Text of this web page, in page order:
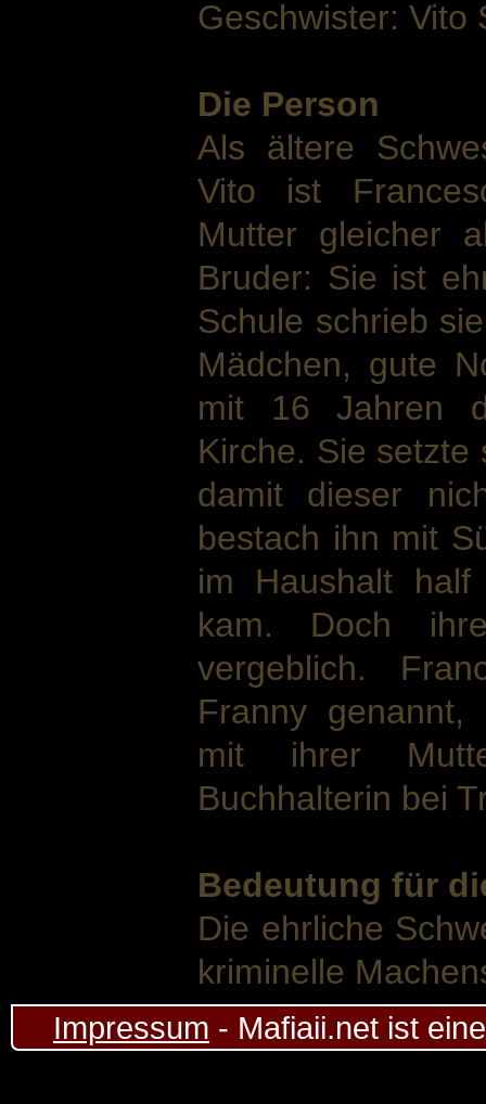
Geschwister: Vito
Die Person
Als ältere
Vito ist
Mutter gleicher
Bruder: Sie ist
Schule schrieb
Mädchen, gute
mit 16 Jahren
Kirche. Sie
damit dieser
bestach ihn mit
im Haushalt
kam. Doch
vergeblich.
Franny genannt,
mit ihrer
Buchhalterin bei
Bedeutung für
Die ehrliche
kriminelle
Impressum - Mafiaii.net ist